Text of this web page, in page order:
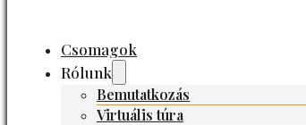
Csomagok
Rólunk
Bemutatkozás
Virtuális túra